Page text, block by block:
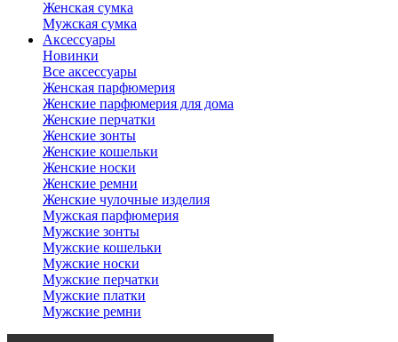
Женская сумка
Мужская сумка
Аксессуары
Новинки
Все аксессуары
Женская парфюмерия
Женские парфюмерия для дома
Женские перчатки
Женские зонты
Женские кошельки
Женские носки
Женские ремни
Женские чулочные изделия
Мужская парфюмерия
Мужские зонты
Мужские кошельки
Мужские носки
Мужские перчатки
Мужские платки
Мужские ремни